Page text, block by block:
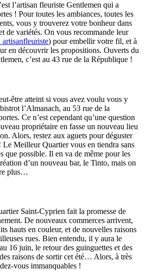
l’artisan fleuriste Gentlemen qui a
! Pour toutes les ambiances, toutes les
vous y trouverez votre bonheur dans
de variétés. On vous recommande leur
) pour embellir votre fil, et à
en découvrir les propositions. Ouverts du
c’est au 43 rue de la République !
être atteint si vous avez voulu vous y
l’Almanach, au 53 rue de la
Ce n’est cependant qu’une question
propriétaire en fasse un nouveau lieu
Alors, restez aux aguets pour déguster
Le Meilleur Quartier vous en tiendra sans
que possible. Il en va de même pour les
d’un nouveau bar, le Tinto, mais on
plus…
Saint-Cyprien fait la promesse de
De nouveaux commerces arrivent,
hauts en couleur, et de nouvelles raisons
rues. Bien entendu, il y aura le
16 juin, le retour des guinguettes et des
raisons de sortir cet été… Alors, à très
vous immanquables !